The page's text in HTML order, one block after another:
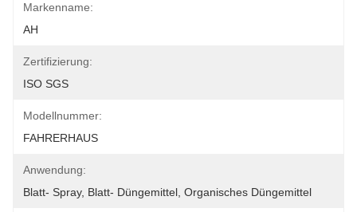
Markenname:
AH
Zertifizierung:
ISO SGS
Modellnummer:
FAHRERHAUS
Anwendung:
Blatt- Spray, Blatt- Düngemittel, Organisches Düngemittel